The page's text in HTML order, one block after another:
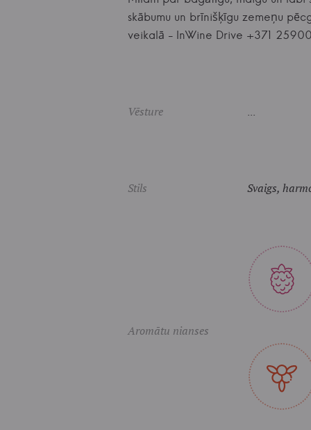
skābumu un brīnišķīgu zemeņu
veikalā - InWine Drive +371
Vēsture ...
Stils Svaigs,
Aromātu nianses